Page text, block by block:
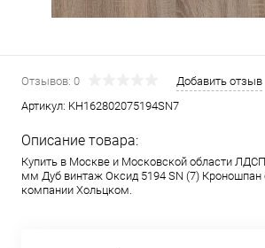
Отзывов: 0
Добавить отзыв
Артикул: KH162802075194SN7
Описание товара:
Купить в Москве и Московской области
мм Дуб винтаж Оксид 5194 SN (7) Кроношпан
компании Хольцком.